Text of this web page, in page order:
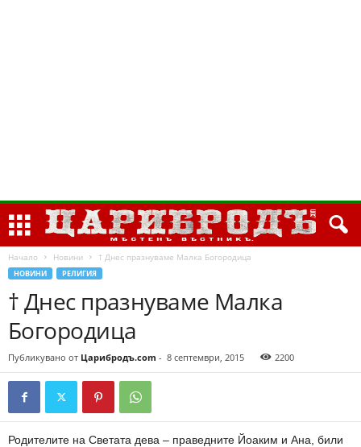
Начало Новини † Днес празнуваме Малка Богородица
НОВИНИ РЕЛИГИЯ
† Днес празнуваме Малка
Богородица
Публикувано от Царибродъ.com - 8 септември, 2015 2200
Родителите на Светата дева – праведните Йоаким и Ана, били